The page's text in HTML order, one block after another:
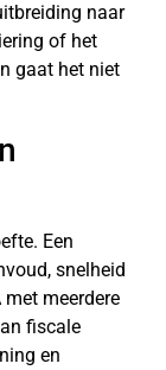
naar
of het
gaat het niet
Een
snelheid
met meerdere
fiscale
en